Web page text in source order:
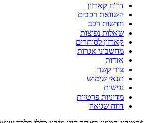
דו"ח קארזון
השוואת רכבים
חדשות רכב
שאלות נפוצות
קארזון לסוחרים
מחשבוני אגרות
אודות
צור קשר
תנאי שימוש
נגישות
מדיניות פרטיות
דווח שגיאה